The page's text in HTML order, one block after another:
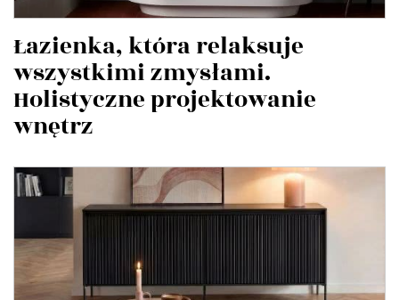
Łazienka, która relaksuje
wszystkimi zmysłami.
Holistyczne projektowanie
wnętrz